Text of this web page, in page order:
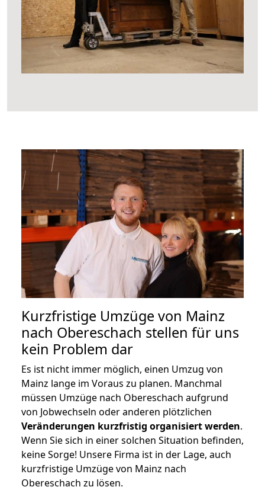
Kurzfristige Umzüge von Mainz
nach Obereschach stellen für uns
kein Problem dar
Es ist nicht immer möglich, einen Umzug von
Mainz lange im Voraus zu planen. Manchmal
müssen Umzüge nach Obereschach aufgrund
von Jobwechseln oder anderen plötzlichen
Veränderungen kurzfristig organisiert werden.
Wenn Sie sich in einer solchen Situation befinden,
keine Sorge! Unsere Firma ist in der Lage, auch
kurzfristige Umzüge von Mainz nach
Obereschach zu lösen.